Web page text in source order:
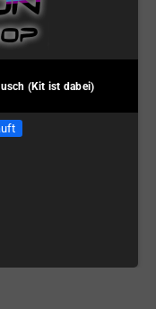
(Kit ist dabei)